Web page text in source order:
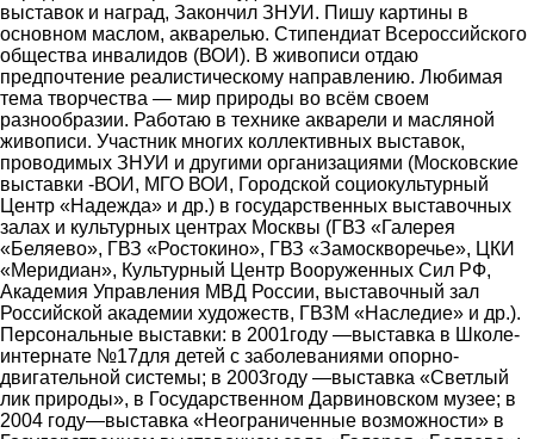
выставок и наград, Закончил ЗНУИ. Пишу картины в
основном маслом, акварелью. Стипендиат Всероссийского
общества инвалидов (ВОИ). В живописи отдаю
предпочтение реалистическому направлению. Любимая
тема творчества ― мир природы во всём своем
разнообразии. Работаю в технике акварели и масляной
живописи. Участник многих коллективных выставок,
проводимых ЗНУИ и другими организациями (Московские
выставки -ВОИ, МГО ВОИ, Городской социокультурный
Центр «Надежда» и др.) в государственных выставочных
залах и культурных центрах Москвы (ГВЗ «Галерея
«Беляево», ГВЗ «Ростокино», ГВЗ «Замоскворечье», ЦКИ
«Меридиан», Культурный Центр Вооруженных Сил РФ,
Академия Управления МВД России, выставочный зал
Российской академии художеств, ГВЗМ «Наследие» и др.).
Персональные выставки: в 2001году ―выставка в Школе-
интернате №17для детей с заболеваниями опорно-
двигательной системы; в 2003году ―выставка «Светлый
лик природы», в Государственном Дарвиновском музее; в
2004 году―выставка «Неограниченные возможности» в